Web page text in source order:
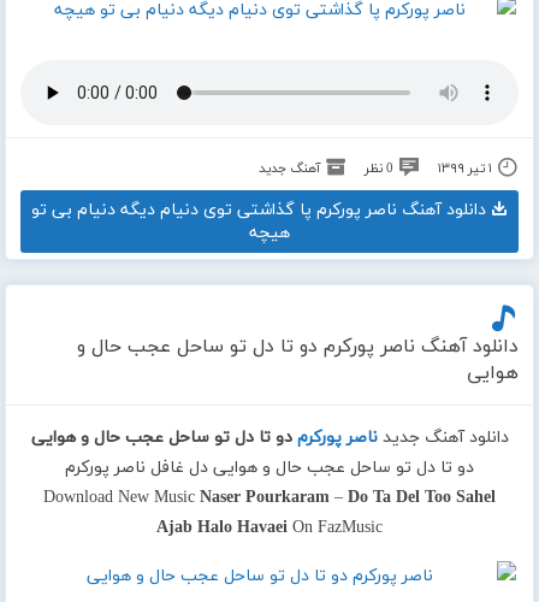
۱ تیر ۱۳۹۹ 0 نظر آهنگ جدید
دانلود آهنگ ناصر پورکرم پا گذاشتی توی دنیام دیگه دنیام بی تو
هیچه
دانلود آهنگ ناصر پورکرم دو تا دل تو ساحل عجب حال و
هوایی
دانلود آهنگ جدیدناصر پورکرم دو تا دل تو ساحل عجب حال و هوایی
دو تا دل تو ساحل عجب حال و هوایی دل غافل ناصر پورکرم
Download New Music Naser Pourkaram – Do Ta Del Too Sahel
Ajab Halo Havaei On FazMusic